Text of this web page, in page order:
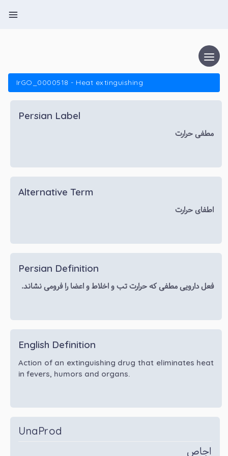
IrGO_0000518 - Heat extinguishing
Persian Label
مطفی حرارت
Alternative Term
اطفای حرارت
Persian Definition
فعل دارویی مطفی که حرارت تب و اخلاط و اعضا را فرومی نشاند.
English Definition
Action of an extinguishing drug that eliminates heat
in fevers, humors and organs.
UnaProd
اجاص